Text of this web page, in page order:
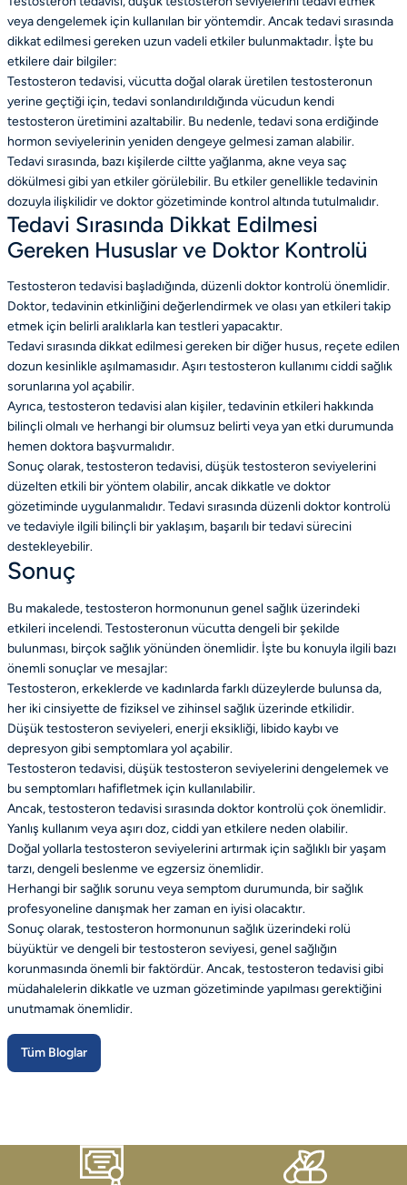
veya dengelemek için kullanılan bir yöntemdir. Ancak tedavi sırasında
dikkat edilmesi gereken uzun vadeli etkiler bulunmaktadır. İşte bu
etkilere dair bilgiler:
Testosteron tedavisi, vücutta doğal olarak üretilen testosteronun
yerine geçtiği için, tedavi sonlandırıldığında vücudun kendi
testosteron üretimini azaltabilir. Bu nedenle, tedavi sona erdiğinde
hormon seviyelerinin yeniden dengeye gelmesi zaman alabilir.
Tedavi sırasında, bazı kişilerde ciltte yağlanma, akne veya saç
dökülmesi gibi yan etkiler görülebilir. Bu etkiler genellikle tedavinin
dozuyla ilişkilidir ve doktor gözetiminde kontrol altında tutulmalıdır.
Tedavi Sırasında Dikkat Edilmesi
Gereken Hususlar ve Doktor Kontrolü
Testosteron tedavisi başladığında, düzenli doktor kontrolü önemlidir.
Doktor, tedavinin etkinliğini değerlendirmek ve olası yan etkileri takip
etmek için belirli aralıklarla kan testleri yapacaktır.
Tedavi sırasında dikkat edilmesi gereken bir diğer husus, reçete edilen
dozun kesinlikle aşılmamasıdır. Aşırı testosteron kullanımı ciddi sağlık
sorunlarına yol açabilir.
Ayrıca, testosteron tedavisi alan kişiler, tedavinin etkileri hakkında
bilinçli olmalı ve herhangi bir olumsuz belirti veya yan etki durumunda
hemen doktora başvurmalıdır.
Sonuç olarak, testosteron tedavisi, düşük testosteron seviyelerini
düzelten etkili bir yöntem olabilir, ancak dikkatle ve doktor
gözetiminde uygulanmalıdır. Tedavi sırasında düzenli doktor kontrolü
ve tedaviyle ilgili bilinçli bir yaklaşım, başarılı bir tedavi sürecini
destekleyebilir.
Sonuç
Bu makalede, testosteron hormonunun genel sağlık üzerindeki
etkileri incelendi. Testosteronun vücutta dengeli bir şekilde
bulunması, birçok sağlık yönünden önemlidir. İşte bu konuyla ilgili bazı
önemli sonuçlar ve mesajlar:
Testosteron, erkeklerde ve kadınlarda farklı düzeylerde bulunsa da,
her iki cinsiyette de fiziksel ve zihinsel sağlık üzerinde etkilidir.
Düşük testosteron seviyeleri, enerji eksikliği, libido kaybı ve
depresyon gibi semptomlara yol açabilir.
Testosteron tedavisi, düşük testosteron seviyelerini dengelemek ve
bu semptomları hafifletmek için kullanılabilir.
Ancak, testosteron tedavisi sırasında doktor kontrolü çok önemlidir.
Yanlış kullanım veya aşırı doz, ciddi yan etkilere neden olabilir.
Doğal yollarla testosteron seviyelerini artırmak için sağlıklı bir yaşam
tarzı, dengeli beslenme ve egzersiz önemlidir.
Herhangi bir sağlık sorunu veya semptom durumunda, bir sağlık
profesyoneline danışmak her zaman en iyisi olacaktır.
Sonuç olarak, testosteron hormonunun sağlık üzerindeki rolü
büyüktür ve dengeli bir testosteron seviyesi, genel sağlığın
korunmasında önemli bir faktördür. Ancak, testosteron tedavisi gibi
müdahalelerin dikkatle ve uzman gözetiminde yapılması gerektiğini
unutmamak önemlidir.
Tüm Bloglar